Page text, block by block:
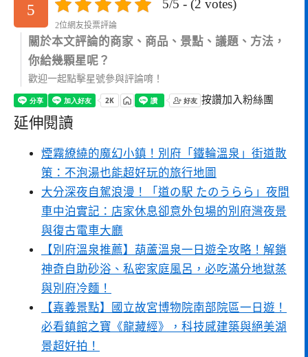
5 5/5 - (2 votes)
2位網友投票評論
關於本文評論的商家、商品、景點、議題、方法，
你給幾顆星呢？
歡迎一起點擊星號參與評論唷！
按讚加入粉絲團
延伸閱讀
煙霧繚繞的魔幻小鎮！別府「鐵輪溫泉」街道散
策：不泡湯也能超好玩的旅行地圖
大分深夜自駕浪漫！「道の駅 たのうらら」夜間
車中泊實記：店家休息卻意外包場的別府灣夜景
與復古電車大廳
【別府溫泉推薦】葫蘆溫泉一日遊全攻略！解鎖
神奇自助砂浴、私密家庭風呂，必吃滿分地獄蒸
與別府冷麵！
【嘉義景點】國立故宮博物院南部院區一日遊！
必看鎮館之寶《龍藏經》，科技感建築與絕美湖
景超好拍！